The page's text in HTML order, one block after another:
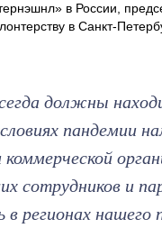
в России,
в Санкт-
должны
пандемии
сотрудников и
регионах